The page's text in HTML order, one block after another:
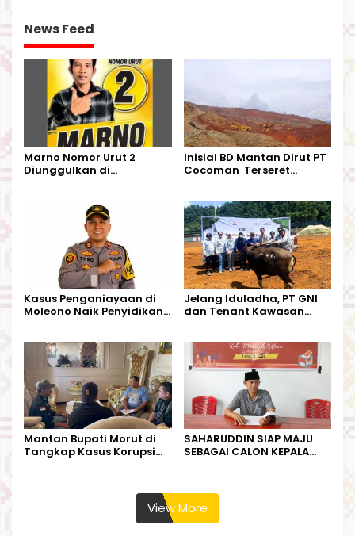
News Feed
Marno Nomor Urut 2
Diunggulkan di
Harapan Warga
Inisial BD Mantan Dirut PT
Cocoman Terseret
Kalimantan Barat
Kasus Penganiayaan di
Moleono Naik Penyidikan,
Jelang Iduladha, PT GNI
dan Tenant Kawasan
Mantan Bupati Morut di
Tangkap Kasus Korupsi
SAHARUDDIN SIAP MAJU
SEBAGAI CALON KEPALA
View More